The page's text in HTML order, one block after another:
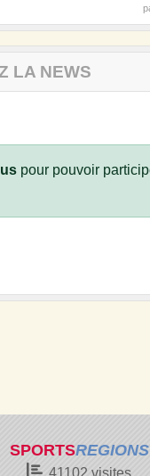
LA NEWS
pour pouvoir
SPORTSREGIONS
41102 visites